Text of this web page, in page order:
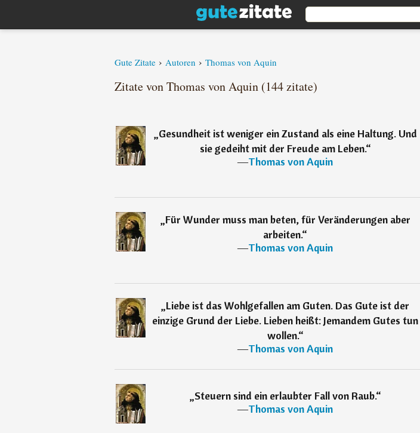
Gute Zitate › Autoren › Thomas von Aquin
Zitate von Thomas von Aquin (144 zitate)
„Gesundheit ist weniger ein Zustand als eine Haltung. Und
sie gedeiht mit der Freude am Leben.“
―Thomas von Aquin
„Für Wunder muss man beten, für Veränderungen aber
arbeiten.“
―Thomas von Aquin
„Liebe ist das Wohlgefallen am Guten. Das Gute ist der
einzige Grund der Liebe. Lieben heißt: Jemandem Gutes tun
wollen.“
―Thomas von Aquin
„Steuern sind ein erlaubter Fall von Raub.“
―Thomas von Aquin